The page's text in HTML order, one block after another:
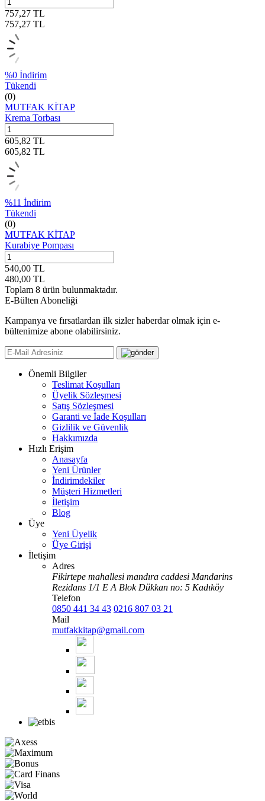
757,27 TL
757,27 TL
%0 İndirim
Tükendi
(0)
MUTFAK KİTAP
Krema Torbası
605,82 TL
605,82 TL
%11 İndirim
Tükendi
(0)
MUTFAK KİTAP
Kurabiye Pompası
540,00 TL
480,00 TL
Toplam 8 ürün bulunmaktadır.
E-Bülten Aboneliği
Kampanya ve fırsatlardan ilk sizler haberdar olmak için e-
bültenimize abone olabilirsiniz.
Önemli Bilgiler
Teslimat Koşulları
Üyelik Sözleşmesi
Satış Sözleşmesi
Garanti ve İade Koşulları
Gizlilik ve Güvenlik
Hakkımızda
Hızlı Erişim
Anasayfa
Yeni Ürünler
İndirimdekiler
Müşteri Hizmetleri
İletişim
Blog
Üye
Yeni Üyelik
Üye Girişi
İletişim
Adres
Fikirtepe mahallesi mandıra caddesi Mandarins
Rezidans 1/1 E A Blok Dükkan no: 5 Kadıköy
Telefon
0850 441 34 43 0216 807 03 21
Mail
mutfakkitap@gmail.com